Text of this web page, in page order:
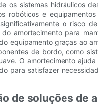
os sistemas hidráulicos
robóticos e
o risco
amortecimento para
equipamento graças ao
de bordo, como
O amortecimento
para satisfazer
de soluções de